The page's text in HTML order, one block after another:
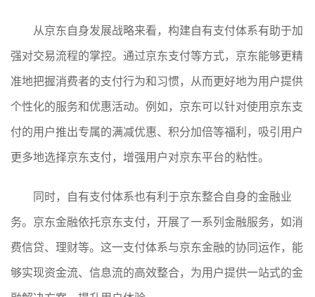
从京东自身发展战略来看，构建自有支付体系有助于加
强对交易流程的掌控。通过京东支付等方式，京东能够更精
准地把握消费者的支付行为和习惯，从而更好地为用户提供
个性化的服务和优惠活动。例如，京东可以针对使用京东支
付的用户推出专属的满减优惠、积分加倍等福利，吸引用户
更多地选择京东支付，增强用户对京东平台的粘性。
同时，自有支付体系也有利于京东整合自身的金融业
务。京东金融依托京东支付，开展了一系列金融服务，如消
费信贷、理财等。这一支付体系与京东金融的协同运作，能
够实现资金流、信息流的高效整合，为用户提供一站式的金